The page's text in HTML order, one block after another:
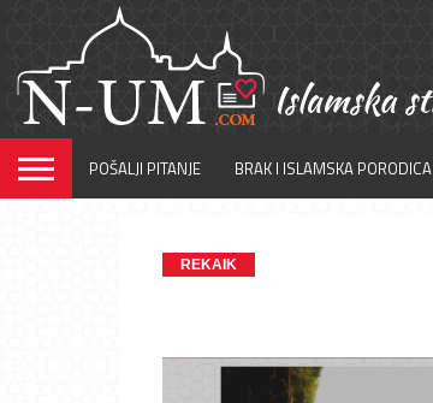
POŠALJI PITANJE BRAK I ISLAMSKA PORODICA
REKAIK